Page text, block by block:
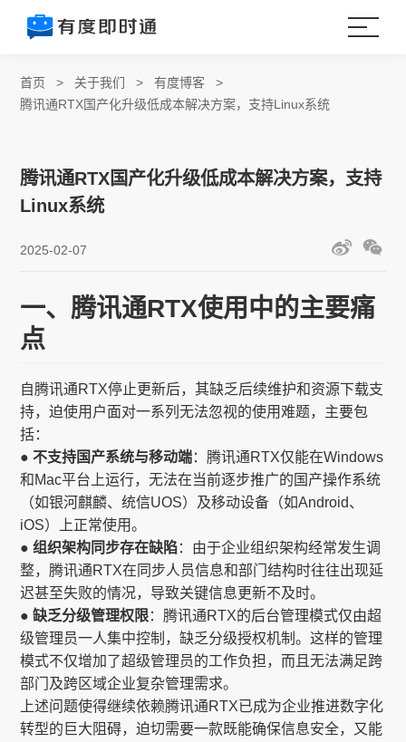
首页 > 关于我们 >有度博客 >
腾讯通RTX国产化升级低成本解决方案，支持Linux系统
腾讯通RTX国产化升级低成本解决方案，支持
Linux系统
2025-02-07
一、腾讯通RTX使用中的主要痛
点
自腾讯通RTX停止更新后，其缺乏后续维护和资源下载支
持，迫使用户面对一系列无法忽视的使用难题，主要包
括：
● 不支持国产系统与移动端：腾讯通RTX仅能在Windows
和Mac平台上运行，无法在当前逐步推广的国产操作系统
（如银河麒麟、统信UOS）及移动设备（如Android、
iOS）上正常使用。
● 组织架构同步存在缺陷：由于企业组织架构经常发生调
整，腾讯通RTX在同步人员信息和部门结构时往往出现延
迟甚至失败的情况，导致关键信息更新不及时。
● 缺乏分级管理权限：腾讯通RTX的后台管理模式仅由超
级管理员一人集中控制，缺乏分级授权机制。这样的管理
模式不仅增加了超级管理员的工作负担，而且无法满足跨
部门及跨区域企业复杂管理需求。
上述问题使得继续依赖腾讯通RTX已成为企业推进数字化
转型的巨大阻碍，迫切需要一款既能确保信息安全，又能